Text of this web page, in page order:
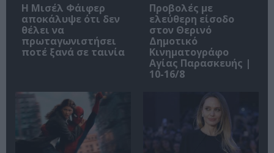
Η Μισέλ Φάιφερ
αποκάλυψε ότι δεν
θέλει να
πρωταγωνιστήσει
ποτέ ξανά σε ταινία
Προβολές με
ελεύθερη είσοδο
στον Θερινό
Δημοτικό
Κινηματογράφο
Αγίας Παρασκευής |
10-16/8